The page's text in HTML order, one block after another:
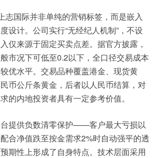
志国际并非单纯的营销标签，而是嵌入
设计。公司实行“无经纪人机制”，不设
仅来源于固定买卖点差。据官方披露，
市况下可低至0.2以下，全口径交易成本
优水平。交易品种覆盖港金、现货黄
币公斤条黄金，后者以人民币结算，对
的内地投资者具有一定参考价值。
提供负数清零保护——客户最大亏损以
合净值跌至按金需求2%时自动强平的透
期性上形成了自身特点。技术层面采用